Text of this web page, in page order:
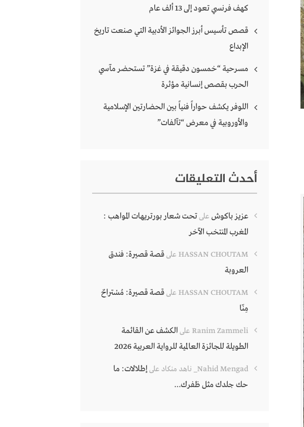
كهف فرنسي تعود إلى 13 ألف عام
قصص تأسيس أبرز الجوائز الأدبية التي صنعت تاريخ
الإبداع
مسرحية “خمسون دقيقة في غزة” تستحضر مآسي
الحرب بقصص إنسانية مؤثرة
اللوفر يكشف حواراً فنياً بين الحضارتين الإسلامية
والأوروبية في معرض “تآلفات”
أحدث التعليقات
عزيز باكوش علىتحت شعار بورتريهات المواهب :
المغرب المنتخب الآخر
HASSAN CHOUTAM علىقصة قصيرة: فندق
العروبة
HASSAN CHOUTAM علىقصة قصيرة: مُسْتراحٌ
مِنّا
Ranim Zammeli علىالكشف عن القائمة
الطويلة للجائزة العالمية للرواية العربية 2026
Nahid Mengad_ ناهد منكاد علىإطلالات: ما
حك جلدك مثل ظفرك…